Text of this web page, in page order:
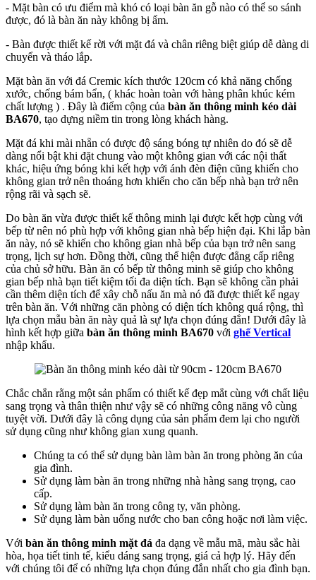
- Mặt bàn có ưu điểm mà khó có loại bàn ăn gỗ nào có thể so sánh
được, đó là bàn ăn này không bị ẩm.
- Bàn được thiết kế rời với mặt đá và chân riêng biệt giúp dễ dàng di
chuyển và tháo lắp.
Mặt bàn ăn với đá Cremic kích thước 120cm có khả năng chống
xước, chống bám bẩn, ( khác hoàn toàn với hàng phân khúc kém
chất lượng ) . Đây là điểm cộng của bàn ăn thông minh kéo dài
BA670, tạo dựng niềm tin trong lòng khách hàng.
Mặt đá khi mài nhẵn có được độ sáng bóng tự nhiên do đó sẽ dễ
dàng nổi bật khi đặt chung vào một không gian với các nội thất
khác, hiệu ứng bóng khi kết hợp với ánh đèn điện cũng khiến cho
không gian trở nên thoáng hơn khiến cho căn bếp nhà bạn trở nên
rộng rãi và sạch sẽ.
Do bàn ăn vừa được thiết kế thông minh lại được kết hợp cùng với
bếp từ nên nó phù hợp với không gian nhà bếp hiện đại. Khi lắp bàn
ăn này, nó sẽ khiến cho không gian nhà bếp của bạn trở nên sang
trọng, lịch sự hơn. Đồng thời, cũng thể hiện được đẳng cấp riêng
của chủ sở hữu. Bàn ăn có bếp từ thông minh sẽ giúp cho không
gian bếp nhà bạn tiết kiệm tối đa diện tích. Bạn sẽ không cần phải
cần thêm diện tích để xây chỗ nấu ăn mà nó đã được thiết kế ngay
trên bàn ăn. Với những căn phòng có diện tích không quá rộng, thì
lựa chọn mẫu bàn ăn này quả là sự lựa chọn đúng đắn! Dưới đây là
hình kết hợp giữa bàn ăn thông minh BA670 với ghế Vertical
nhập khẩu.
Chắc chắn rằng một sản phẩm có thiết kế đẹp mắt cùng với chất liệu
sang trọng và thân thiện như vậy sẽ có những công năng vô cùng
tuyệt vời. Dưới đây là công dụng của sản phẩm đem lại cho người
sử dụng cũng như không gian xung quanh.
Chúng ta có thể sử dụng bàn làm bàn ăn trong phòng ăn của
gia đình.
Sử dụng làm bàn ăn trong những nhà hàng sang trọng, cao
cấp.
Sử dụng làm bàn ăn trong công ty, văn phòng.
Sử dụng làm bàn uống nước cho ban công hoặc nơi làm việc.
Với bàn ăn thông minh mặt đá đa dạng về mẫu mã, màu sắc hài
hòa, họa tiết tinh tế, kiểu dáng sang trọng, giá cả hợp lý. Hãy đến
với chúng tôi để có những lựa chọn đúng đắn nhất cho gia đình bạn.